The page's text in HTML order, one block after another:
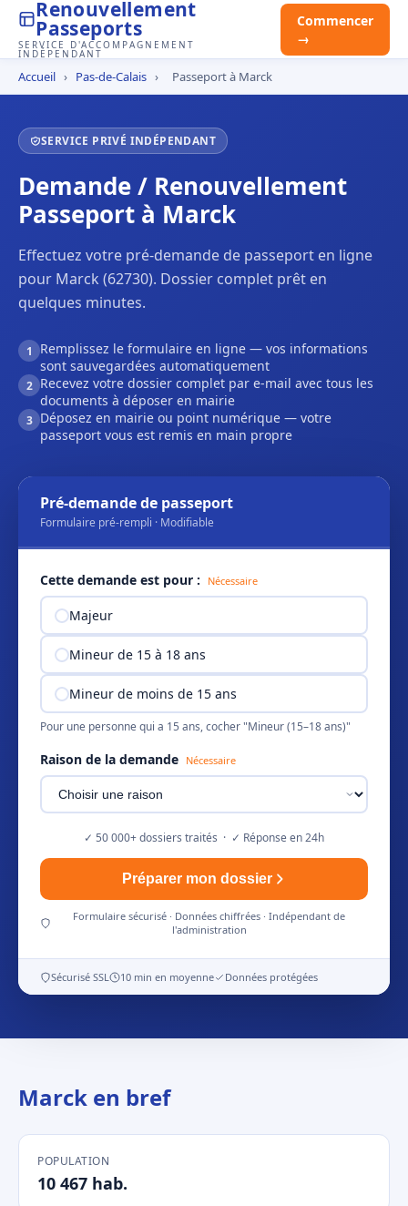
Renouvellement
Passeports
SERVICE D'ACCOMPAGNEMENT
INDÉPENDANT
Commencer
→
Accueil › Pas-de-Calais › Passeport à Marck
SERVICE PRIVÉ INDÉPENDANT
Demande / Renouvellement
Passeport à Marck
Effectuez votre pré-demande de passeport en ligne
pour Marck (62730). Dossier complet prêt en
quelques minutes.
1
Remplissez le formulaire en ligne — vos informations
sont sauvegardées automatiquement
2 Recevez votre dossier complet par e-mail avec tous les
documents à déposer en mairie
3 Déposez en mairie ou point numérique — votre
passeport vous est remis en main propre
Pré-demande de passeport
Formulaire pré-rempli · Modifiable
Cette demande est pour : Nécessaire
Majeur
Mineur de 15 à 18 ans
Mineur de moins de 15 ans
Pour une personne qui a 15 ans, cocher "Mineur (15–18 ans)"
Raison de la demande Nécessaire
✓ 50 000+ dossiers traités · ✓ Réponse en 24h
Préparer mon dossier
Formulaire sécurisé · Données chiffrées · Indépendant de
l'administration
Sécurisé SSL 10 min en moyenne Données protégées
Marck en bref
POPULATION
10 467 hab.